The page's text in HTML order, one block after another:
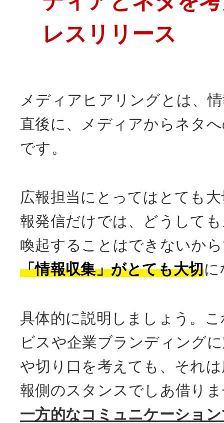
レスリリース
メディアヒアリングとは、
直後に、メディアからネタ
です。
広報担当にとってはとても
報発信だけでは、どうして
喚起することはできないか
「情報収集」がとても大切に
具体的に説明しましょう。
ビスや企業ブランディング
や切り口を考えても、それ
報側のスタンスでしあ借り
一方的なコミュニケーショ